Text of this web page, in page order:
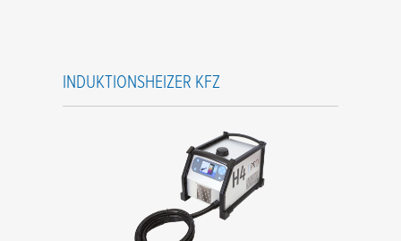
INDUKTIONSHEIZER KFZ